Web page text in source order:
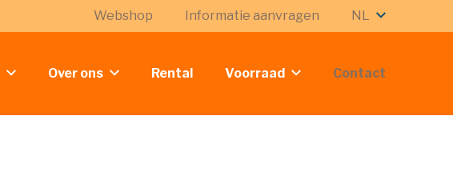
Over ons Rental Voorraad Contact
Webshop Informatie aanvragen NL